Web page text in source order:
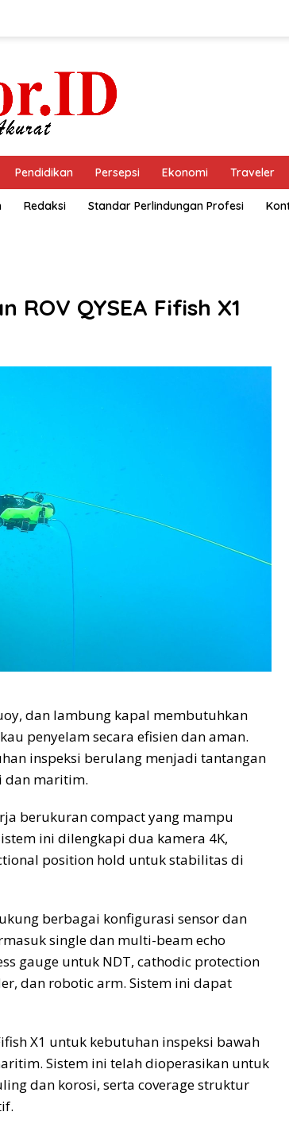
Pendidikan Persepsi Ekonomi Traveler
Redaksi Standar Perlindungan Profesi
ROV QYSEA Fifish X1
dan lambung kapal membutuhkan
penyelam secara efisien dan aman.
inspeksi berulang menjadi tantangan
dan maritim.
berukuran compact yang mampu
ini dilengkapi dua kamera 4K,
position hold untuk stabilitas di
berbagai konfigurasi sensor dan
single dan multi-beam echo
gauge untuk NDT, cathodic protection
dan robotic arm. Sistem ini dapat
X1 untuk kebutuhan inspeksi bawah
Sistem ini telah dioperasikan untuk
dan korosi, serta coverage struktur